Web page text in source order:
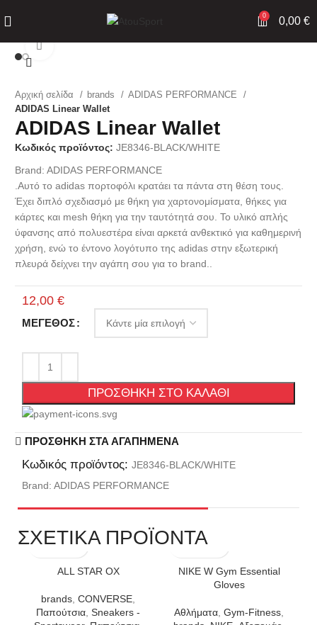
0 0,00 €
Αρχική σελίδα brands
ADIDAS PERFORMANCE
ADIDAS Linear Wallet
ADIDAS Linear Wallet
Κωδικός προϊόντος: JE8346-BLACK/WHITE
Brand: ADIDAS PERFORMANCE
.Αυτό το adidas πορτοφόλι κρατάει τα πάντα στη θέση τους.
Έχει διπλό σχεδιασμό με θήκη για χαρτονομίσματα, θήκες για
κάρτες και mesh θήκη για την ταυτότητά σου. Το υλικό απλής
ύφανσης από πολυεστέρα είναι αρκετά ανθεκτικό για καθημερινή
χρήση, ενώ το έντονο λογότυπο της adidas στην εξωτερική
πλευρά δείχνει την αγάπη σου για το brand..
12,00 €
ΜΈΓΕΘΟΣ
ΠΡΟΣΘΉΚΗ ΣΤΟ ΚΑΛΆΘΙ
ΠΡΟΣΘΉΚΗ ΣΤΑ ΑΓΑΠΗΜΈΝΑ
Κωδικός προϊόντος: JE8346-BLACK/WHITE
Brand: ADIDAS PERFORMANCE
ΣΧΕΤΙΚΑ ΠΡΟΪΟΝΤΑ
ALL STAR OX
brands CONVERSE
Παπούτσια Sneakers -
NIKE W Gym Essential
Gloves
Αθλήματα Gym-Fitness